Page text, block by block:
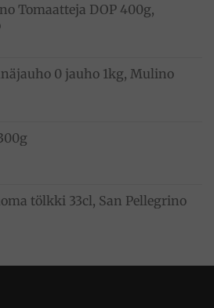
Tomaatteja DOP 400g,
0 jauho 1kg, Mulino
tölkki 33cl, San Pellegrino